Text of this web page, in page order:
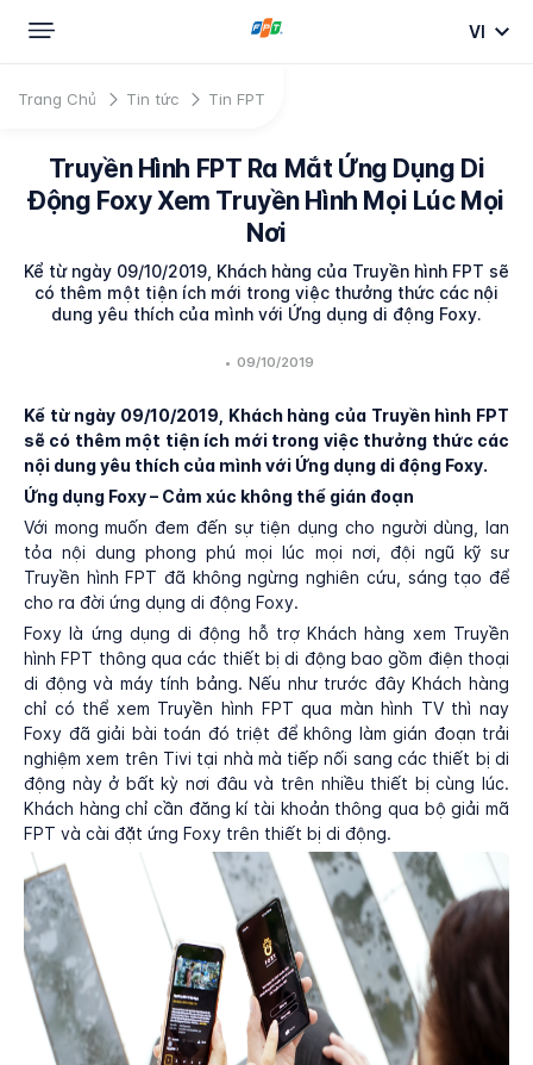
VI
Trang Chủ Tin tức Tin FPT
Truyền Hình FPT Ra Mắt Ứng Dụng Di
Động Foxy Xem Truyền Hình Mọi Lúc Mọi
Nơi
Kể từ ngày 09/10/2019, Khách hàng của Truyền hình FPT sẽ
có thêm một tiện ích mới trong việc thưởng thức các nội
dung yêu thích của mình với Ứng dụng di động Foxy.
• 09/10/2019
Kể từ ngày 09/10/2019, Khách hàng của Truyền hình FPT
sẽ có thêm một tiện ích mới trong việc thưởng thức các
nội dung yêu thích của mình với Ứng dụng di động Foxy.
Ứng dụng Foxy – Cảm xúc không thể gián đoạn
Với mong muốn đem đến sự tiện dụng cho người dùng, lan
tỏa nội dung phong phú mọi lúc mọi nơi, đội ngũ kỹ sư
Truyền hình FPT đã không ngừng nghiên cứu, sáng tạo để
cho ra đời ứng dụng di động Foxy.
Foxy là ứng dụng di động hỗ trợ Khách hàng xem Truyền
hình FPT thông qua các thiết bị di động bao gồm điện thoại
di động và máy tính bảng. Nếu như trước đây Khách hàng
chỉ có thể xem Truyền hình FPT qua màn hình TV thì nay
Foxy đã giải bài toán đó triệt để không làm gián đoạn trải
nghiệm xem trên Tivi tại nhà mà tiếp nối sang các thiết bị di
động này ở bất kỳ nơi đâu và trên nhiều thiết bị cùng lúc.
Khách hàng chỉ cần đăng kí tài khoản thông qua bộ giải mã
FPT và cài đặt ứng Foxy trên thiết bị di động.